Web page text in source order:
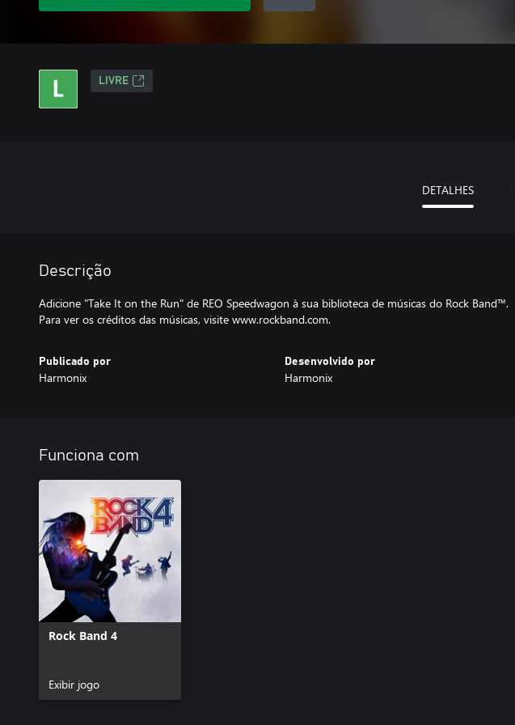
LIVRE
DETALHES
Descrição
Adicione "Take It on the Run" de REO Speedwagon à sua biblioteca de músicas do Rock Band™.
Para ver os créditos das músicas, visite www.rockband.com.
Publicado por
Harmonix
Desenvolvido por
Harmonix
Funciona com
Rock Band 4
Exibir jogo